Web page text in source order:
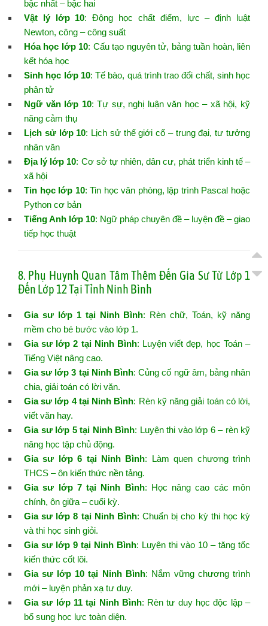
bậc nhất – bậc hai
Vật lý lớp 10: Động học chất điểm, lực – định luật
Newton, công – công suất
Hóa học lớp 10: Cấu tạo nguyên tử, bảng tuần hoàn, liên
kết hóa học
Sinh học lớp 10: Tế bào, quá trình trao đổi chất, sinh học
phân tử
Ngữ văn lớp 10: Tự sự, nghị luận văn học – xã hội, kỹ
năng cảm thụ
Lịch sử lớp 10: Lịch sử thế giới cổ – trung đại, tư tưởng
nhân văn
Địa lý lớp 10: Cơ sở tự nhiên, dân cư, phát triển kinh tế –
xã hội
Tin học lớp 10: Tin học văn phòng, lập trình Pascal hoặc
Python cơ bản
Tiếng Anh lớp 10: Ngữ pháp chuyên đề – luyện đề – giao
tiếp học thuật
8. Phụ Huynh Quan Tâm Thêm Đến Gia Sư Từ Lớp 1
Đến Lớp 12 Tại Tỉnh Ninh Bình
Gia sư lớp 1 tại Ninh Bình: Rèn chữ, Toán, kỹ năng
mềm cho bé bước vào lớp 1.
Gia sư lớp 2 tại Ninh Bình: Luyện viết đẹp, học Toán –
Tiếng Việt nâng cao.
Gia sư lớp 3 tại Ninh Bình: Củng cố ngữ âm, bảng nhân
chia, giải toán có lời văn.
Gia sư lớp 4 tại Ninh Bình: Rèn kỹ năng giải toán có lời,
viết văn hay.
Gia sư lớp 5 tại Ninh Bình: Luyện thi vào lớp 6 – rèn kỹ
năng học tập chủ động.
Gia sư lớp 6 tại Ninh Bình: Làm quen chương trình
THCS – ôn kiến thức nền tảng.
Gia sư lớp 7 tại Ninh Bình: Học nâng cao các môn
chính, ôn giữa – cuối kỳ.
Gia sư lớp 8 tại Ninh Bình: Chuẩn bị cho kỳ thi học kỳ
và thi học sinh giỏi.
Gia sư lớp 9 tại Ninh Bình: Luyện thi vào 10 – tăng tốc
kiến thức cốt lõi.
Gia sư lớp 10 tại Ninh Bình: Nắm vững chương trình
mới – luyện phản xạ tư duy.
Gia sư lớp 11 tại Ninh Bình: Rèn tư duy học độc lập –
bổ sung học lực toàn diện.